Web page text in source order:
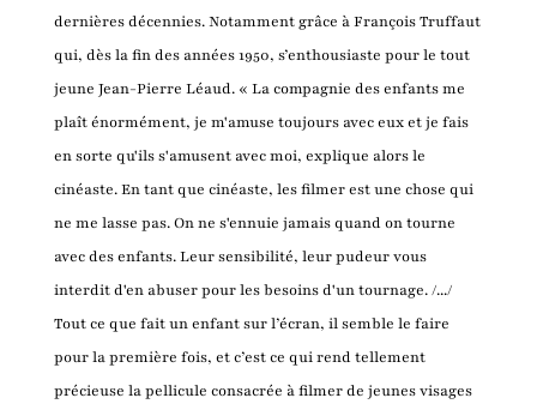
dernières décennies. Notamment grâce à François Truffaut
qui, dès la fin des années 1950, s’enthousiaste pour le tout
jeune Jean-Pierre Léaud. « La compagnie des enfants me
plaît énormément, je m'amuse toujours avec eux et je fais
en sorte qu'ils s'amusent avec moi, explique alors le
cinéaste. En tant que cinéaste, les filmer est une chose qui
ne me lasse pas. On ne s'ennuie jamais quand on tourne
avec des enfants. Leur sensibilité, leur pudeur vous
interdit d'en abuser pour les besoins d'un tournage. /.../
Tout ce que fait un enfant sur l’écran, il semble le faire
pour la première fois, et c’est ce qui rend tellement
précieuse la pellicule consacrée à filmer de jeunes visages